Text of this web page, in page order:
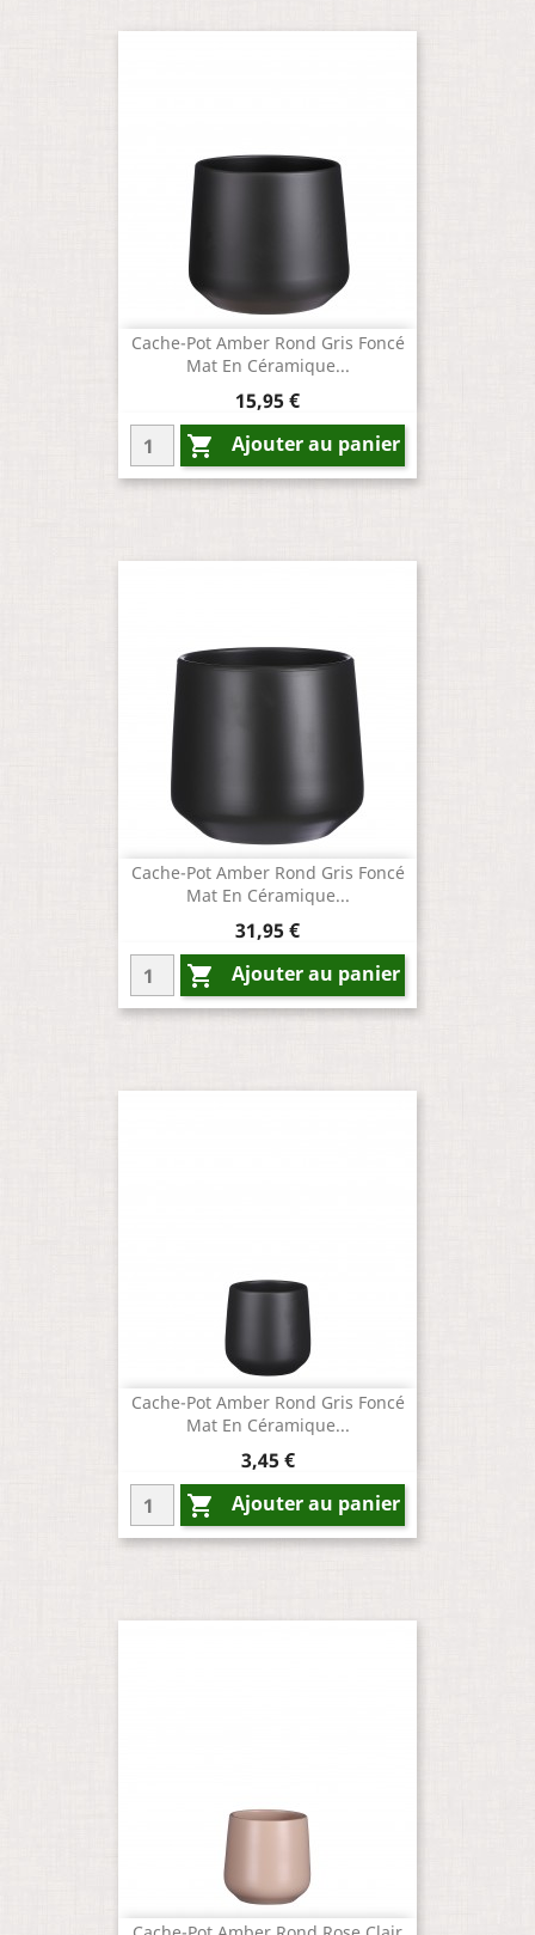
Cache-Pot Amber Rond Gris Foncé
Mat En Céramique...
Prix
15,95 €
 Ajouter au panier
Cache-Pot Amber Rond Gris Foncé
Mat En Céramique...
Prix
31,95 €
 Ajouter au panier
Cache-Pot Amber Rond Gris Foncé
Mat En Céramique...
Prix
3,45 €
 Ajouter au panier